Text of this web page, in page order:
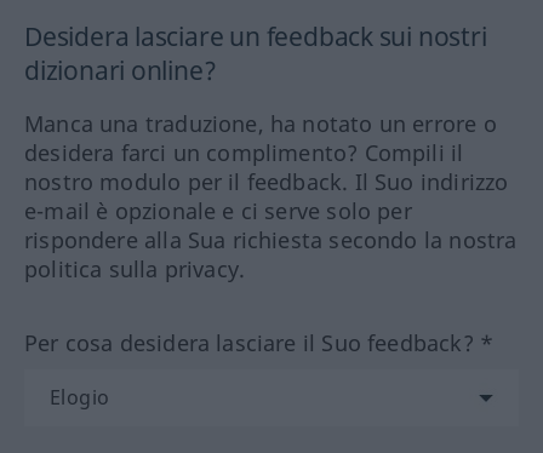
Desidera lasciare un feedback sui nostri
dizionari online?
Manca una traduzione, ha notato un errore o
desidera farci un complimento? Compili il
nostro modulo per il feedback. Il Suo indirizzo
e-mail è opzionale e ci serve solo per
rispondere alla Sua richiesta secondo la nostra
politica sulla privacy.
Per cosa desidera lasciare il Suo feedback? *